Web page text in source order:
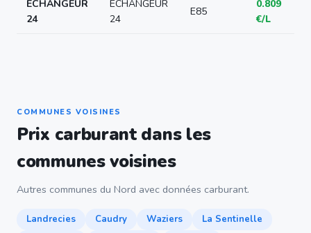
ECHANGEUR
24
ECHANGEUR
24
E85
0.809
€/L
COMMUNES VOISINES
Prix carburant dans les
communes voisines
Autres communes du Nord avec données carburant.
Landrecies Caudry Waziers
La Sentinelle